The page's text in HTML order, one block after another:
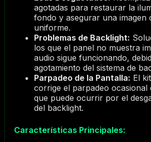
agotadas para restaurar la
fondo y asegurar una imagen
uniforme.
Problemas de Backlight:
los que el panel no muestra
audio sigue funcionando,
agotamiento del sistema de
Parpadeo de la Pantalla: El
corrige el parpadeo ocasional
que puede ocurrir por el
del backlight.
Características Principales: